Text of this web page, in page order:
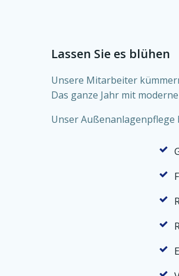
Lassen Sie es blühen
Unsere Mitarbeiter
Das ganze Jahr mit
Unser Außenanlagenpflege